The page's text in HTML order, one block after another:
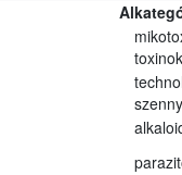
toxinok